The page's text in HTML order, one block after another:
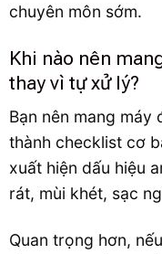
chuyên môn sớm.
Khi nào nên
thay vì tự xử lý?
Bạn nên mang máy
thành checklist cơ
xuất hiện dấu hiệu
rát, mùi khét, sạc
Quan trọng hơn,